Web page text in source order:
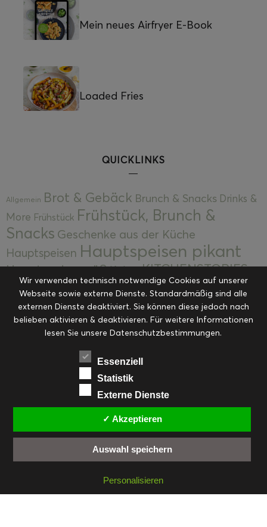
Mein neues Airfryer E-Book
Loaded Fries
QUICKLINKS
Allgemein Brot & Gebäck Brunch & Snacks Drinks &
More Frühstück Frühstück, Brunch &
Snacks Geschenke aus der Küche
Hauptspeisen Hauptspeisen pikant
Hauptspeisen süßKekseKITCHENSTORIES
Kuchen, Torten & Desserts Kuchen und
Desserts Kulinarik Kulinarische Mitbringsel &
Eingemachtes Ohne Kategorie Ostern Resteküche
RezepteSaisonalSliderStartseite
Suppen, Salate & Vorspeisen
Vorspeisen, Salate & Suppen
Weihnachten Workshops & Events
FACEBOOK PINTEREST
EMAIL
INSTAGRAM
© cookiteasy.at by Simone Kemptner | powered byECKER Digital IT Solutions
Wir verwenden technisch notwendige Cookies auf unserer
Webseite sowie externe Dienste. Standardmäßig sind alle
externen Dienste deaktiviert. Sie können diese jedoch nach
belieben aktivieren & deaktivieren. Für weitere Informationen
lesen Sie unsere Datenschutzbestimmungen.
Essenziell
Statistik
Externe Dienste
✓ Akzeptieren
Auswahl speichern
Personalisieren